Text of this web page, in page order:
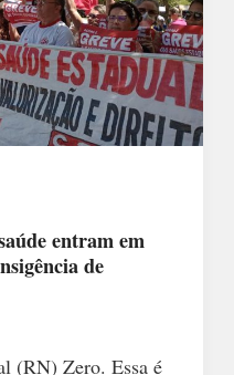
entram em
de
(RN) Zero. Essa é